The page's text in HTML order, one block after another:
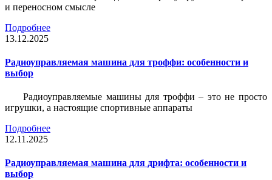
и переносном смысле
Подробнее
13.12.2025
Радиоуправляемая машина для троффи: особенности и
выбор
Радиоуправляемые машины для троффи – это не просто
игрушки, а настоящие спортивные аппараты
Подробнее
12.11.2025
Радиоуправляемая машина для дрифта: особенности и
выбор